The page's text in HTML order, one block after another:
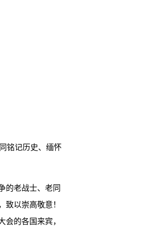
铭记历史、缅怀
的老战士、老同
以崇高敬意！
的各国来宾，